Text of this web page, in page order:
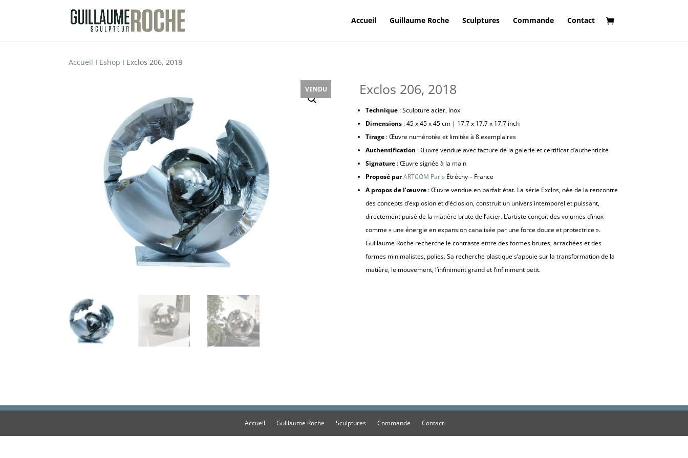
Accueil Guillaume Roche Sculptures Commande Contact
Accueil I Eshop I Exclos 206, 2018
VENDU Exclos 206, 2018
Technique: Sculpture acier, inox
Dimensions: 45 x 45 x 45 cm | 17.7 x 17.7 x 17.7 inch
Tirage: Œuvre numérotée et limitée à 8 exemplaires
Authentification : Œuvre vendue avec facture de la galerie et certificat d’authenticité
Signature: Œuvre signée à la main
Proposé par ARTCOM Paris Étréchy – France
A propos de l’œuvre: Œuvre vendue en parfait état. La série Exclos, née de la rencontre
des concepts d’explosion et d’éclosion, construit un univers intemporel et puissant,
directement puisé de la matière brute de l’acier. L’artiste conçoit des volumes d’inox
comme « une énergie en expansion canalisée par une force douce et protectrice ».
Guillaume Roche recherche le contraste entre des formes brutes, arrachées et des
formes minimalistes, polies. Sa recherche plastique s’appuie sur la transformation de la
matière, le mouvement, l’infiniment grand et l’infiniment petit.
Accueil Guillaume Roche Sculptures Commande Contact